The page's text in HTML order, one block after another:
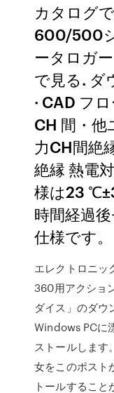
カタログ
600/500
ータロガ
で見る. ダ
· CAD フ
CH 間・他
力CH間絶
絶縁 熱電
様は23
時間経過
仕様です。
エレクトロニッ
360用アクショ
ダイス」のダウ
Windows PCに
ストールします
女をこのポスト
トールするこ